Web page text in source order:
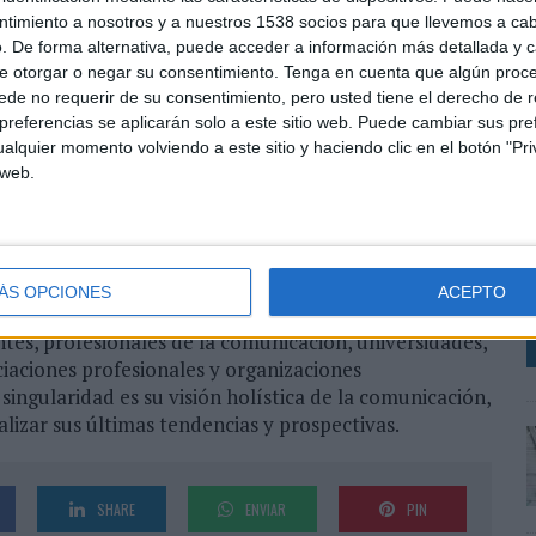
a nosotros y a nuestros 1538 socios para que llevemos a
De forma alternativa, puede acceder a información más detallada y
otorgar o negar su consentimiento. Tenga en cuenta que algún
no requerir de su consentimiento, pero usted tiene el derecho de
se aplicarán solo a este sitio web. Puede cambiar sus
momento volviendo a este sitio y haciendo clic en el botón
OPCIONES ACEPTO
expertos como Victoria Prego, presidenta de la
Armada, director de ABC Cultural e Iñaki
de Iñaki Gabilondo” para el diario El País y la
en Comunicación (PIATCOM) –nacida por
de la Universidad Nebrija- configura una red
e Iberoamérica con el objetivo de unificar
en diferentes países.
abierto a la reflexión, a la discusión y al
profesionales de la comunicación, universidades,
profesionales y organizaciones
es su visión holística de la comunicación,
sus últimas tendencias y prospectivas.
SHARE ENVIAR PIN